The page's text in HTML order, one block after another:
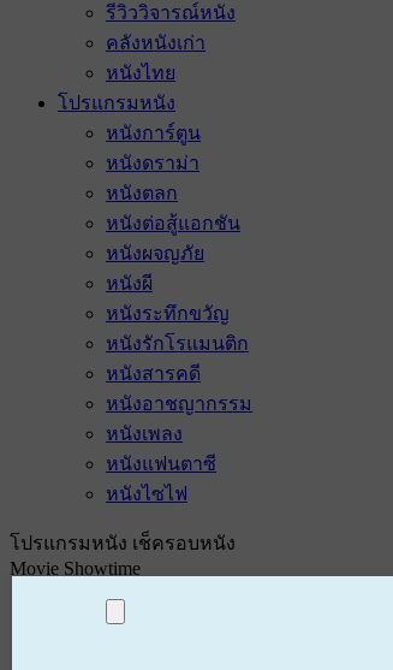
รีวิววิจารณ์หนัง
คลังหนังเก่า
หนังไทย
โปรแกรมหนัง
หนังการ์ตูน
หนังดราม่า
หนังตลก
หนังต่อสู้แอกชัน
หนังผจญภัย
หนังผี
หนังระทึกขวัญ
หนังรักโรแมนติก
หนังสารคดี
หนังอาชญากรรม
หนังเพลง
หนังแฟนตาซี
หนังไซไฟ
โปรแกรมหนัง เช็ครอบหนัง
Movie Showtime